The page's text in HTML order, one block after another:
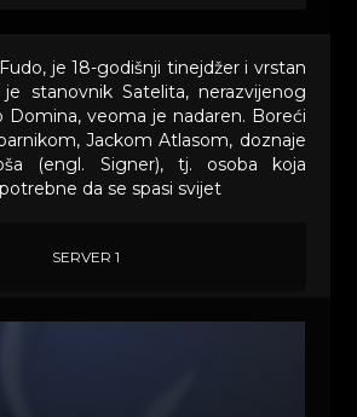
je 18-godišnji tinejdžer i vrstan
stanovnik Satelita, nerazvijenog
Domina, veoma je nadaren. Boreći
Jackom Atlasom, doznaje
(engl. Signer), tj. osoba koja
da se spasi svijet
SERVER 1